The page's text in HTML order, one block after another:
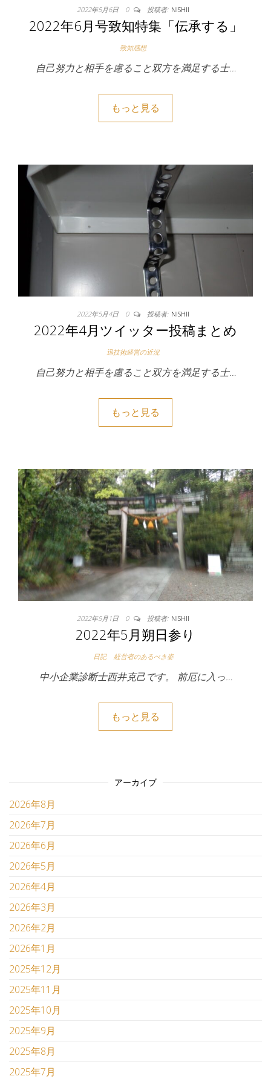
2022年5月6日 0 投稿者: NISHII
2022年6月号致知特集「伝承する」
致知感想
自己努力と相手を慮ること双方を満足する士…
もっと見る
2022年5月4日 0 投稿者: NISHII
2022年4月ツイッター投稿まとめ
迅技術経営の近況
自己努力と相手を慮ること双方を満足する士…
もっと見る
2022年5月1日 0 投稿者: NISHII
2022年5月朔日参り
日記 経営者のあるべき姿
中小企業診断士西井克己です。 前厄に入っ…
もっと見る
アーカイブ
2026年8月
2026年7月
2026年6月
2026年5月
2026年4月
2026年3月
2026年2月
2026年1月
2025年12月
2025年11月
2025年10月
2025年9月
2025年8月
2025年7月